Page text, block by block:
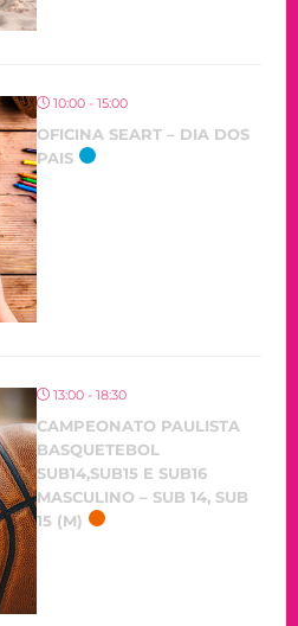
10:00 - 15:00
OFICINA SEART – DIA DOS
PAIS
13:00 - 18:30
CAMPEONATO PAULISTA
BASQUETEBOL
SUB14,SUB15 E SUB16
MASCULINO – SUB 14, SUB
15 (M)